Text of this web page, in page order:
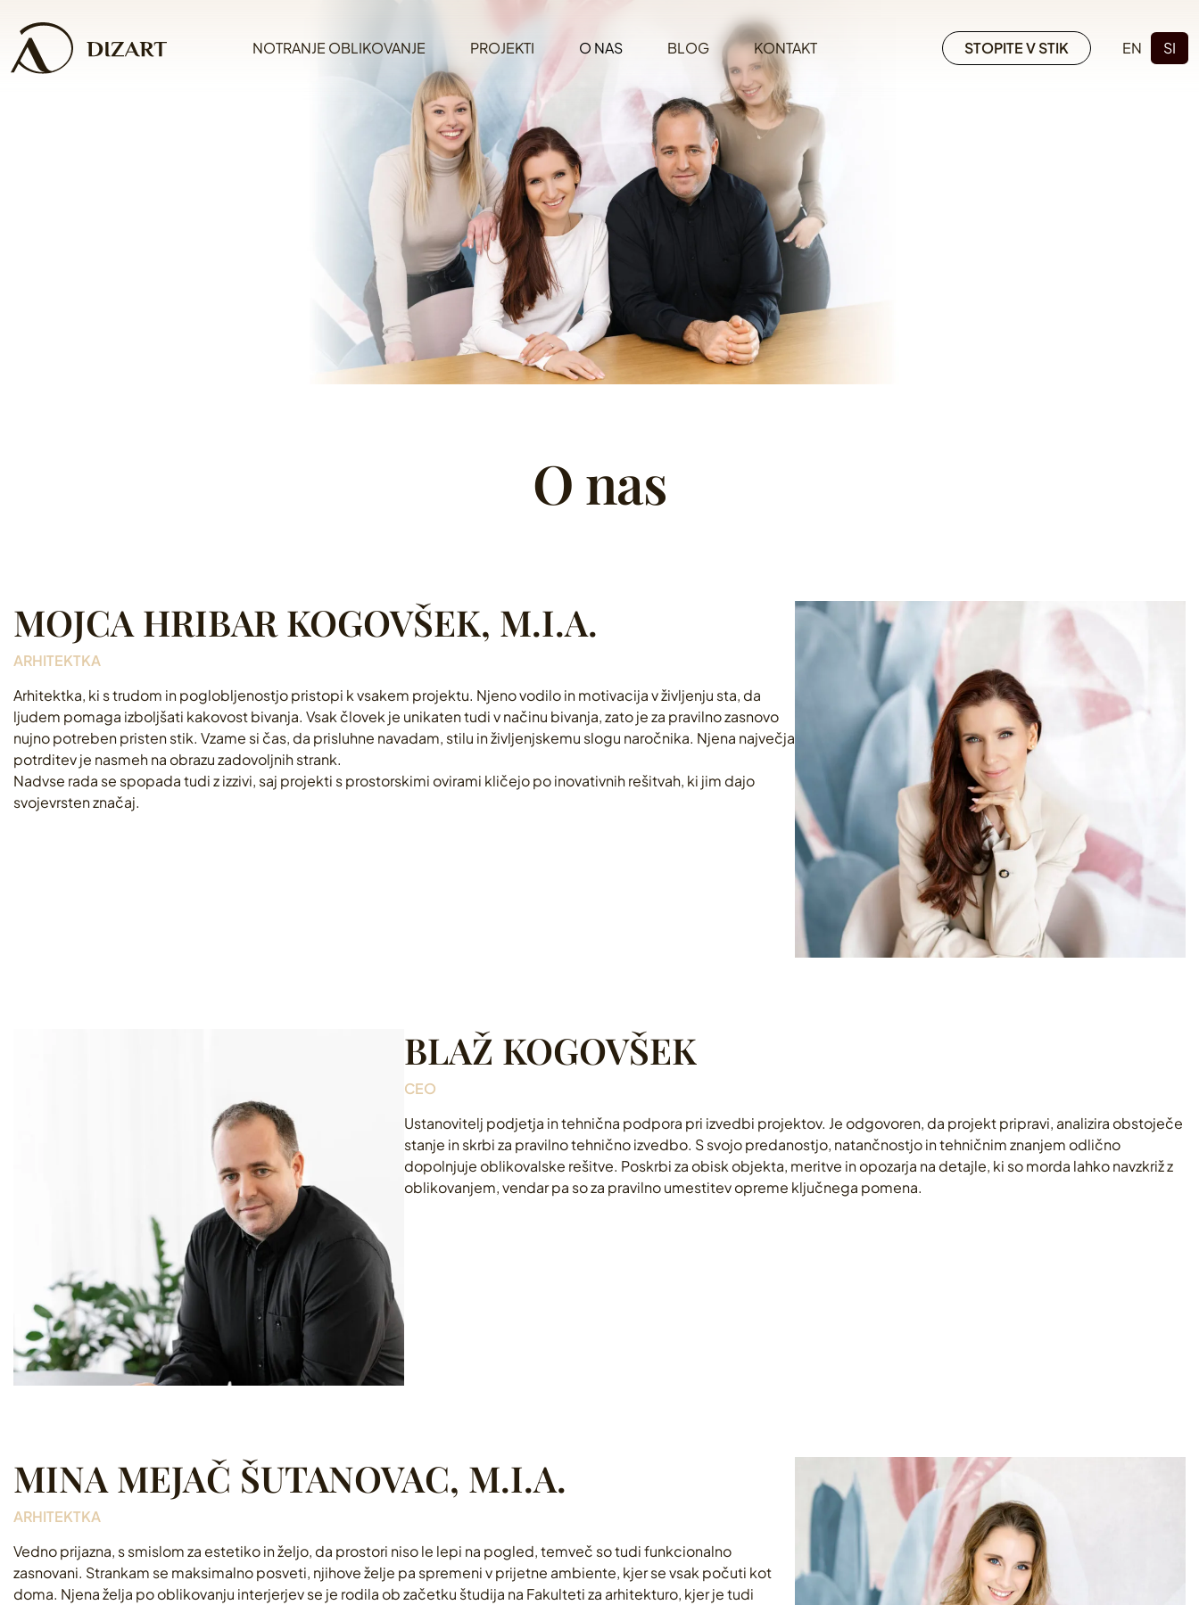
NOTRANJE OBLIKOVANJE PROJEKTI O NAS BLOG KONTAKT STOPITE V STIK EN SI
O nas
MOJCA HRIBAR KOGOVŠEK, M.I.A.
ARHITEKTKA
Arhitektka, ki s trudom in poglobljenostjo pristopi k vsakem projektu. Njeno vodilo in motivacija v življenju sta, da
ljudem pomaga izboljšati kakovost bivanja. Vsak človek je unikaten tudi v načinu bivanja, zato je za pravilno zasnovo
nujno potreben pristen stik. Vzame si čas, da prisluhne navadam, stilu in življenjskemu slogu naročnika. Njena največja
potrditev je nasmeh na obrazu zadovoljnih strank.
Nadvse rada se spopada tudi z izzivi, saj projekti s prostorskimi ovirami kličejo po inovativnih rešitvah, ki jim dajo
svojevrsten značaj.
BLAŽ KOGOVŠEK
CEO
Ustanovitelj podjetja in tehnična podpora pri izvedbi projektov. Je odgovoren, da projekt pripravi, analizira obstoječe
stanje in skrbi za pravilno tehnično izvedbo. S svojo predanostjo, natančnostjo in tehničnim znanjem odlično
dopolnjuje oblikovalske rešitve. Poskrbi za obisk objekta, meritve in opozarja na detajle, ki so morda lahko navzkriž z
oblikovanjem, vendar pa so za pravilno umestitev opreme ključnega pomena.
MINA MEJAČ ŠUTANOVAC, M.I.A.
ARHITEKTKA
Vedno prijazna, s smislom za estetiko in željo, da prostori niso le lepi na pogled, temveč so tudi funkcionalno
zasnovani. Strankam se maksimalno posveti, njihove želje pa spremeni v prijetne ambiente, kjer se vsak počuti kot
doma. Njena želja po oblikovanju interjerjev se je rodila ob začetku študija na Fakulteti za arhitekturo, kjer je tudi